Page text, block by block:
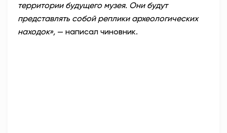
Вход / Регистрация
территории будущего музея. Они будут
представлять собой реплики археологических
находок», — написал чиновник.